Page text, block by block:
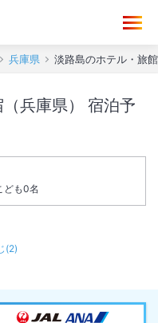
兵庫県 淡路島のホテル・旅
県） 宿泊予
ども0名
(2)